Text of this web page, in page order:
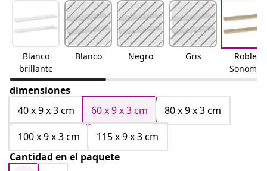
Blanco
brillante
Blanco Negro Gris
Roble
Sonoma
dimensiones
40 x 9 x 3 cm
60 x 9 x 3 cm
80 x 9 x 3 cm
100 x 9 x 3 cm
115 x 9 x 3 cm
Cantidad en el paquete